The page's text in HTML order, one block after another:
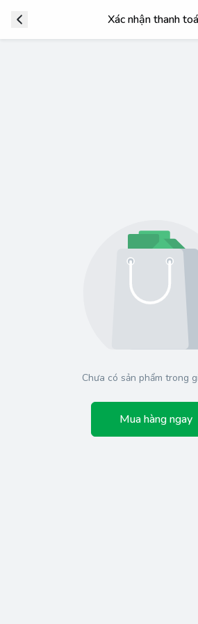
Xác nhận thanh
Chưa có sản phẩm trong
Mua hàng ngay